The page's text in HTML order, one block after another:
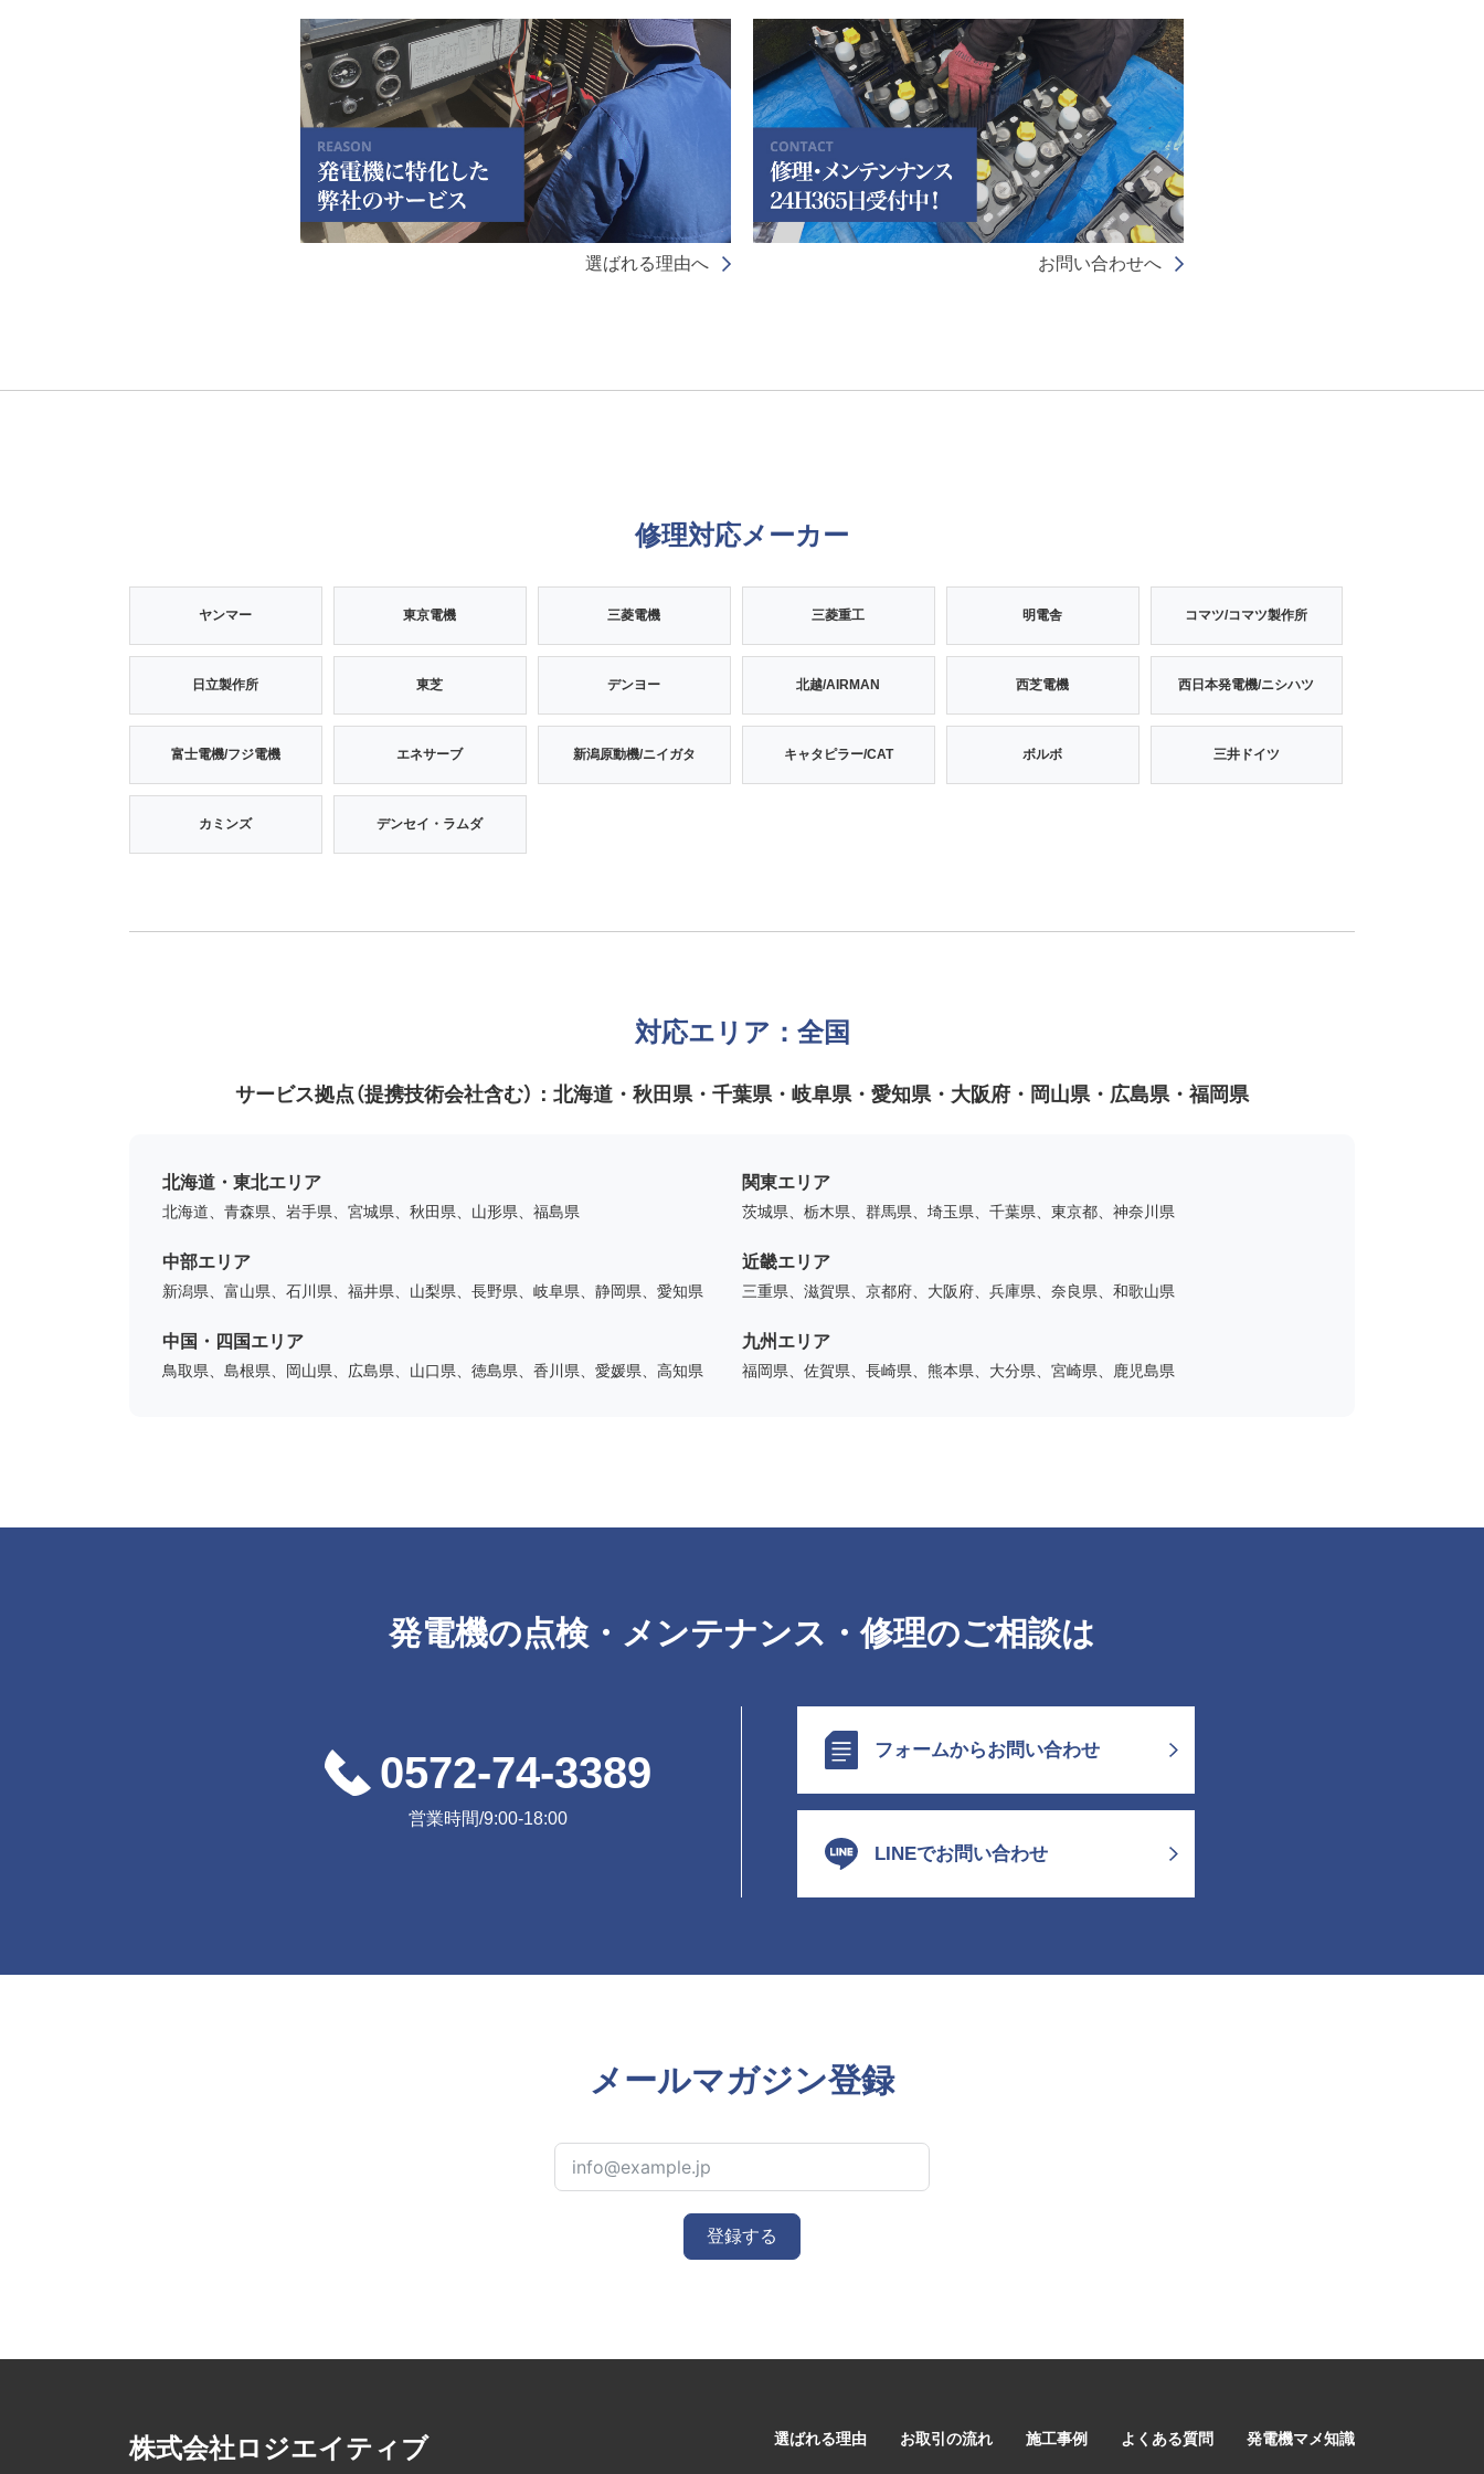
選ばれる理由へ お問い合わせへ
修理対応メーカー
ヤンマー 東京電機 三菱電機 三菱重工 明電舎 コマツ/コマツ製作所
日立製作所 東芝 デンヨー 北越/AIRMAN 西芝電機 西日本発電機/ニシハツ
富士電機/フジ電機 エネサーブ 新潟原動機/ニイガタ キャタピラー/CAT ボルボ 三井ドイツ
カミンズ デンセイ・ラムダ
対応エリア：全国
サービス拠点（提携技術会社含む）： 北海道・秋田県・千葉県・岐阜県・愛知県・大阪府・岡山県・広島県・福岡県
北海道・東北エリア
北海道、青森県、岩手県、宮城県、秋田県、山形県、福島県
関東エリア
茨城県、栃木県、群馬県、埼玉県、千葉県、東京都、神奈川県
中部エリア
新潟県、富山県、石川県、福井県、山梨県、長野県、岐阜県、静岡県、愛知県
近畿エリア
三重県、滋賀県、京都府、大阪府、兵庫県、奈良県、和歌山県
中国・四国エリア
鳥取県、島根県、岡山県、広島県、山口県、徳島県、香川県、愛媛県、高知県
九州エリア
福岡県、佐賀県、長崎県、熊本県、大分県、宮崎県、鹿児島県
発電機の点検・メンテナンス・修理のご相談は
0572-74-3389
営業時間/9:00-18:00
フォームからお問い合わせ
LINEでお問い合わせ
メールマガジン登録
登録する
株式会社ロジエイティブ 選ばれる理由 お取引の流れ 施工事例 よくある質問 発電機マメ知識